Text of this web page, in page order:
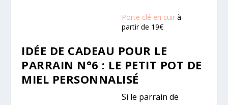
Porte clé en cuirà
partir de 19€
IDÉE DE CADEAU POUR LE
PARRAIN N°6 : LE PETIT POT DE
MIEL PERSONNALISÉ
Si le parrain de